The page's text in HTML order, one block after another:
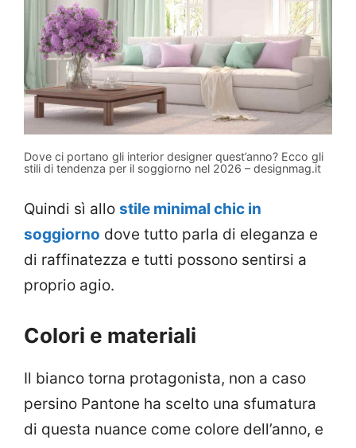
Dove ci portano gli interior designer quest’anno? Ecco gli
stili di tendenza per il soggiorno nel 2026 – designmag.it
Quindi sì allo stile minimal chic in
soggiorno dove tutto parla di eleganza e
di raffinatezza e tutti possono sentirsi a
proprio agio.
Colori e materiali
Il bianco torna protagonista, non a caso
persino Pantone ha scelto una sfumatura
di questa nuance come colore dell’anno, e